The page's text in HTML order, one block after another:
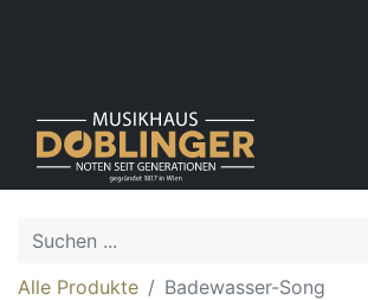
Alle Produkte Badewasser-Song